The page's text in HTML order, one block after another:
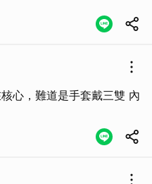
心，難道是手套戴三雙 內